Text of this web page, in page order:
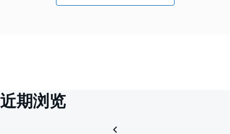
近期浏览